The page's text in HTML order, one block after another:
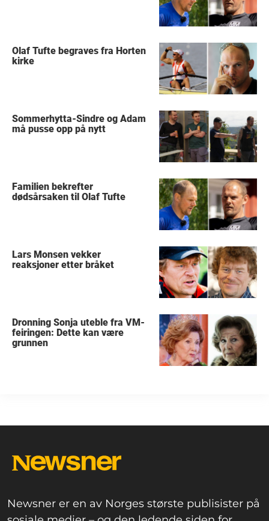
Olaf Tufte begraves fra Horten
kirke
Sommerhytta-Sindre og Adam
må pusse opp på nytt
Familien bekrefter
dødsårsaken til Olaf Tufte
Lars Monsen vekker
reaksjoner etter bråket
Dronning Sonja uteble fra VM-
feiringen: Dette kan være
grunnen
Newsner er en av Norges største publisister på